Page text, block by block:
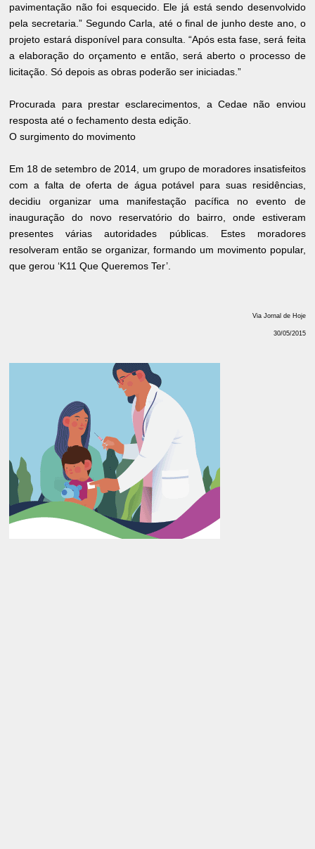
pavimentação não foi esquecido. Ele já está sendo desenvolvido
pela secretaria.” Segundo Carla, até o final de junho deste ano, o
projeto estará disponível para consulta. “Após esta fase, será feita
a elaboração do orçamento e então, será aberto o processo de
licitação. Só depois as obras poderão ser iniciadas.”
Procurada para prestar esclarecimentos, a Cedae não enviou
resposta até o fechamento desta edição.
O surgimento do movimento
Em 18 de setembro de 2014, um grupo de moradores insatisfeitos
com a falta de oferta de água potável para suas residências,
decidiu organizar uma manifestação pacífica no evento de
inauguração do novo reservatório do bairro, onde estiveram
presentes várias autoridades públicas. Estes moradores
resolveram então se organizar, formando um movimento popular,
que gerou ‘K11 Que Queremos Ter’.
Via Jornal de Hoje
30/05/2015